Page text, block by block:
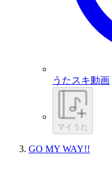
うたスキ動画
マイうた
GO MY WAY!!